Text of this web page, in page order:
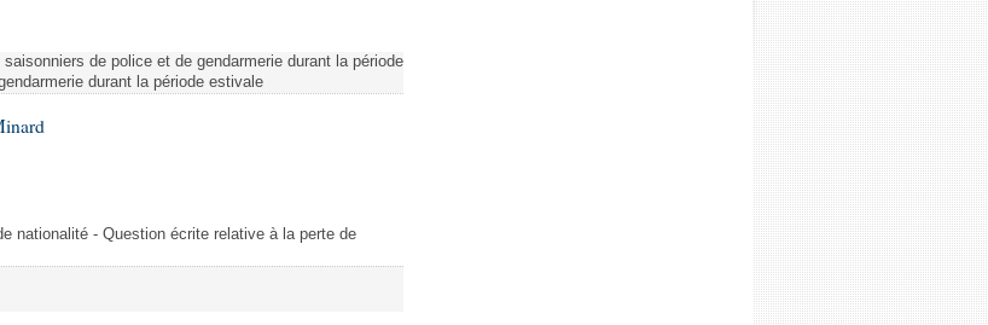
de police et de gendarmerie durant la période
durant la période estivale
nationalité - Question écrite relative à la perte de